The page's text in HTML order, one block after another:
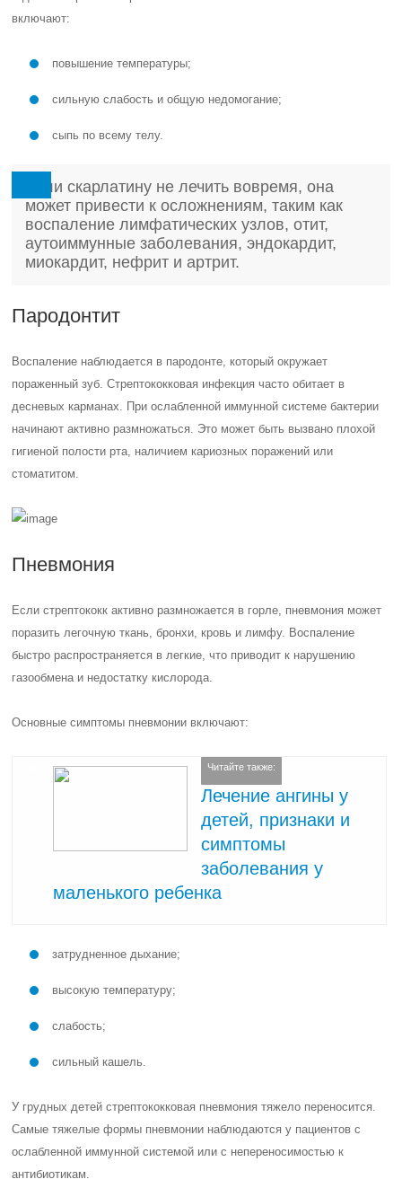
включают:
повышение температуры;
сильную слабость и общую недомогание;
сыпь по всему телу.
Если скарлатину не лечить вовремя, она
может привести к осложнениям, таким как
воспаление лимфатических узлов, отит,
аутоиммунные заболевания, эндокардит,
миокардит, нефрит и артрит.
Пародонтит
Воспаление наблюдается в пародонте, который окружает
пораженный зуб. Стрептококковая инфекция часто обитает в
десневых карманах. При ослабленной иммунной системе бактерии
начинают активно размножаться. Это может быть вызвано плохой
гигиеной полости рта, наличием кариозных поражений или
стоматитом.
Пневмония
Если стрептококк активно размножается в горле, пневмония может
поразить легочную ткань, бронхи, кровь и лимфу. Воспаление
быстро распространяется в легкие, что приводит к нарушению
газообмена и недостатку кислорода.
Основные симптомы пневмонии включают:
Читайте также:
Лечение ангины у
детей, признаки и
симптомы
заболевания у
маленького ребенка
затрудненное дыхание;
высокую температуру;
слабость;
сильный кашель.
У грудных детей стрептококковая пневмония тяжело переносится.
Самые тяжелые формы пневмонии наблюдаются у пациентов с
ослабленной иммунной системой или с непереносимостью к
антибиотикам.